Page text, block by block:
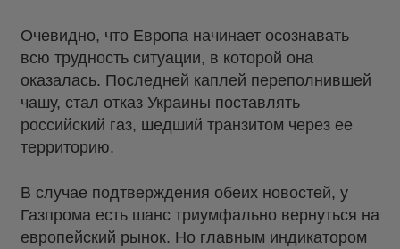
Очевидно, что Европа начинает осознавать
всю трудность ситуации, в которой она
оказалась. Последней каплей переполнившей
чашу, стал отказ Украины поставлять
российский газ, шедший транзитом через ее
территорию.
В случае подтверждения обеих новостей, у
Газпрома есть шанс триумфально вернуться на
европейский рынок. Но главным индикатором